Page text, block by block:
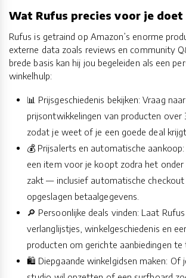
Wat Rufus precies voor je doet
Rufus is getraind op Amazon’s enorme
externe data zoals reviews en community
brede basis kan hij jou begeleiden als een
winkelhulp:
📊 Prijsgeschiedenis bekijken: Vraag
prijsontwikkelingen van producten over
zodat je weet of je een goede deal krijgt.
💰 Prijsalerts en automatische
een item voor je koopt zodra het onder
zakt — inclusief automatische
opgeslagen betaalgegevens.
🔎 Persoonlijke deals vinden: Laat
verlanglijstjes, winkelgeschiedenis en
producten om gerichte aanbiedingen te
🛍️ Diepgaande winkelgidsen maken: Of